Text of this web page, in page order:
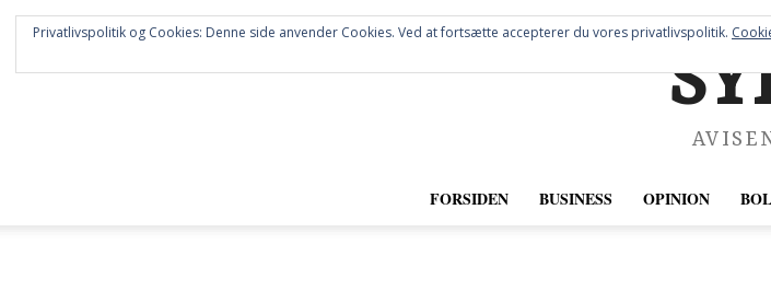
FORSIDEN BUSINESS OPINION
Privatlivspolitik og Cookies: Denne side anvender Cookies. Ved at fortsætte accepterer du vores privatlivspolitik.